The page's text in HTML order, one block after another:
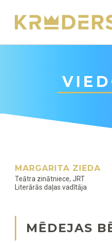
MARGARITA ZIEDA
Teātra zinātniece, JRT
Literārās daļas vadītāja
MĒDEJAS